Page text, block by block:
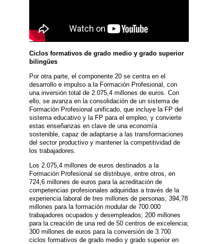
Ciclos formativos de grado medio y grado superior
bilingües
Por otra parte, el componente 20 se centra en el
desarrollo e impulso a la Formación Profesional, con
una inversión total de 2.075,4 millones de euros. Con
ello, se avanza en la consolidación de un sistema de
Formación Profesional unificado, que incluye la FP del
sistema educativo y la FP para el empleo, y convierte
estas enseñanzas en clave de una economía
sostenible, capaz de adaptarse a las transformaciones
del sector productivo y mantener la competitividad de
los trabajadores.
Los 2.075,4 millones de euros destinados a la
Formación Profesional se distribuye, entre otros, en
724,6 millones de euros para la acreditación de
competencias profesionales adquiridas a través de la
experiencia laboral de tres millones de personas; 394,78
millones para la formación modular de 700.000
trabajadores ocupados y desempleados; 200 millones
para la creación de una red de 50 centros de excelencia;
300 millones de euros para la conversión de 3.700
ciclos formativos de grado medio y grado superior en